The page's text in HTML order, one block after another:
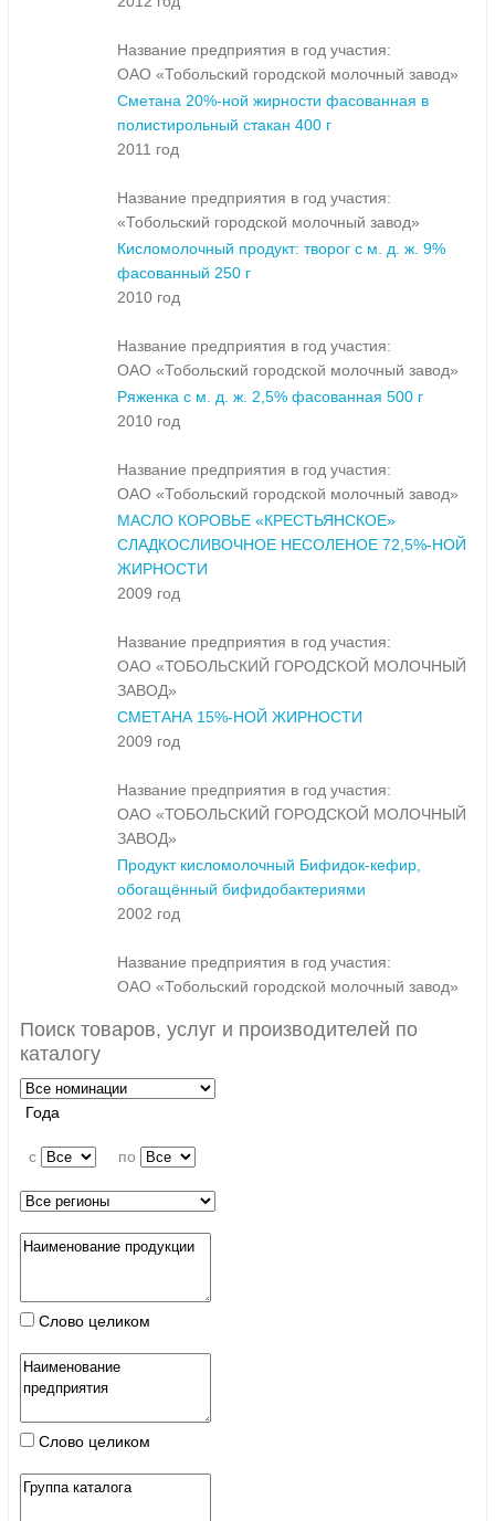
Название предприятия в год участия:
ОАО «Тобольский городской молочный завод»
Сметана 20%-ной жирности фасованная в
полистирольный стакан 400 г
2011 год
Название предприятия в год участия:
«Тобольский городской молочный завод»
Кисломолочный продукт: творог с м. д. ж. 9%
фасованный 250 г
2010 год
Название предприятия в год участия:
ОАО «Тобольский городской молочный завод»
Ряженка с м. д. ж. 2,5% фасованная 500 г
2010 год
Название предприятия в год участия:
ОАО «Тобольский городской молочный завод»
МАСЛО КОРОВЬЕ «КРЕСТЬЯНСКОЕ»
СЛАДКОСЛИВОЧНОЕ НЕСОЛЕНОЕ 72,5%-НОЙ
ЖИРНОСТИ
2009 год
Название предприятия в год участия:
ОАО «ТОБОЛЬСКИЙ ГОРОДСКОЙ МОЛОЧНЫЙ
ЗАВОД»
СМЕТАНА 15%-НОЙ ЖИРНОСТИ
2009 год
Название предприятия в год участия:
ОАО «ТОБОЛЬСКИЙ ГОРОДСКОЙ МОЛОЧНЫЙ
ЗАВОД»
Продукт кисломолочный Бифидок-кефир,
обогащённый бифидобактериями
2002 год
Название предприятия в год участия:
ОАО «Тобольский городской молочный завод»
Поиск товаров, услуг и производителей по
каталогу
Года
c по
Слово целиком
Слово целиком